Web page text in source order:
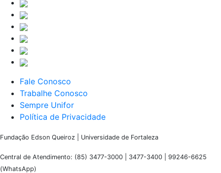
Fale Conosco
Trabalhe Conosco
Sempre Unifor
Política de Privacidade
Fundação Edson Queiroz | Universidade de Fortaleza
Central de Atendimento: (85) 3477-3000 | 3477-3400 | 99246-6625
(WhatsApp)